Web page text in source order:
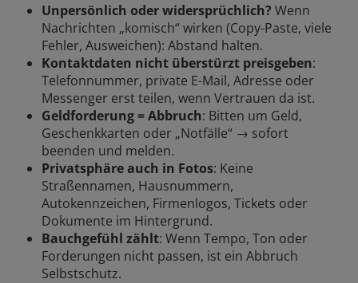
Unpersönlich oder widersprüchlich? Wenn
Nachrichten „komisch“ wirken (Copy-Paste, viele
Fehler, Ausweichen): Abstand halten.
Kontaktdaten nicht überstürzt preisgeben:
Telefonnummer, private E-Mail, Adresse oder
Messenger erst teilen, wenn Vertrauen da ist.
Geldforderung = Abbruch: Bitten um Geld,
Geschenkkarten oder „Notfälle“ → sofort
beenden und melden.
Privatsphäre auch in Fotos: Keine
Straßennamen, Hausnummern,
Autokennzeichen, Firmenlogos, Tickets oder
Dokumente im Hintergrund.
Bauchgefühl zählt: Wenn Tempo, Ton oder
Forderungen nicht passen, ist ein Abbruch
Selbstschutz.